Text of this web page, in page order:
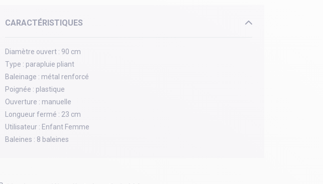
CARACTÉRISTIQUES
Diamètre ouvert : 90 cm
Type : parapluie pliant
Baleinage : métal renforcé
Poignée : plastique
Ouverture : manuelle
Longueur fermé : 23 cm
Utilisateur : Enfant Femme
Baleines : 8 baleines